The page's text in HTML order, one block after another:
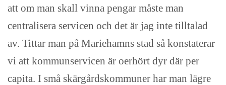
att om man skall vinna pengar måste man
centralisera servicen och det är jag inte tilltalad
av. Tittar man på Mariehamns stad så konstaterar
vi att kommunservicen är oerhört dyr där per
capita. I små skärgårdskommuner har man lägre